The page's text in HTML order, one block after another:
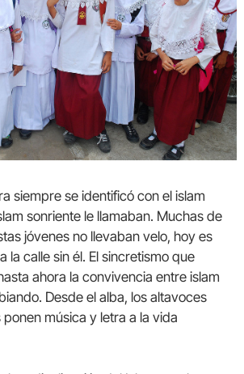
siempre se identificó con el islam
sonriente le llamaban. Muchas de
jóvenes no llevaban velo, hoy es
la calle sin él. El sincretismo que
ahora la convivencia entre islam
Desde el alba, los altavoces
música y letra a la vida